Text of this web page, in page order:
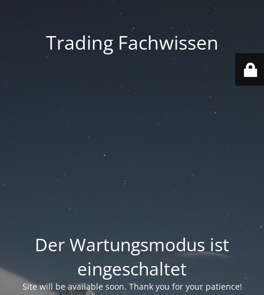
Trading Fachwissen
Der Wartungsmodus ist
eingeschaltet
Site will be available soon. Thank you for your patience!